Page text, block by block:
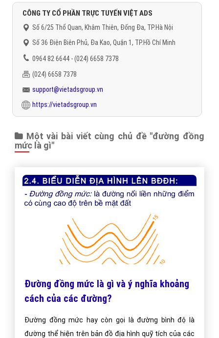
CÔNG TY CỔ PHẦN TRỰC TUYẾN VIỆT ADS
Số 6/25 Thổ Quan, Khâm Thiên, Đống Đa, TP.Hà Nội
Số 36 Điện Biên Phủ, Đa Kao, Quận 1, TP.Hồ Chí Minh
0964 82 6644 - (024) 6658 7378
(024) 6658 7378
support@vietadsgroup.vn
https://vietadsgroup.vn
Một vài bài viết cùng chủ đề "đường đồng
mức là gì"
Đường đồng mức là gì và ý nghĩa khoảng
cách của các đường?
Đường đồng mức hay còn gọi là đường bình độ là
đường thể hiện trên bản đồ địa hình quỹ tích của các